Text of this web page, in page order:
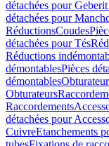
détachées pour
détachées pour
RéductionsCoudes
détachées pour Tés
Réductions
démontablesPièces
démontables
Obturateurs
Raccordements
détachées pour
CuivreEtanchements